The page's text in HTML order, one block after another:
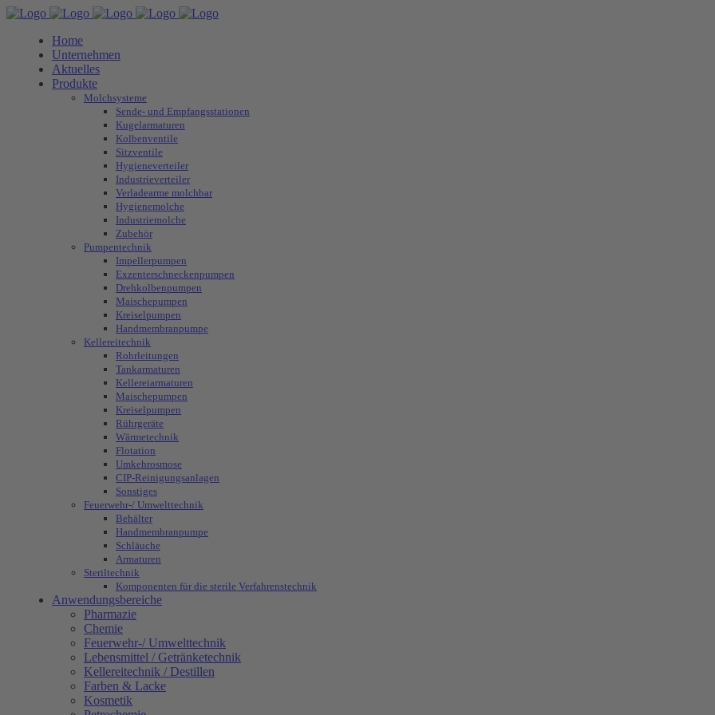
Home
Unternehmen
Aktuelles
Produkte
Molchsysteme
Sende- und Empfangsstationen
Kugelarmaturen
Kolbenventile
Sitzventile
Hygieneverteiler
Industrieverteiler
Verladearme molchbar
Hygienemolche
Industriemolche
Zubehör
Pumpentechnik
Impellerpumpen
Exzenterschneckenpumpen
Drehkolbenpumpen
Maischepumpen
Kreiselpumpen
Handmembranpumpe
Kellereitechnik
Rohrleitungen
Tankarmaturen
Kellereiarmaturen
Maischepumpen
Kreiselpumpen
Rührgeräte
Wärmetechnik
Flotation
Umkehrosmose
CIP-Reinigungsanlagen
Sonstiges
Feuerwehr-/ Umwelttechnik
Behälter
Handmembranpumpe
Schläuche
Armaturen
Steriltechnik
Komponenten für die sterile Verfahrenstechnik
Anwendungsbereiche
Pharmazie
Chemie
Feuerwehr-/ Umwelttechnik
Lebensmittel / Getränketechnik
Kellereitechnik / Destillen
Farben & Lacke
Kosmetik